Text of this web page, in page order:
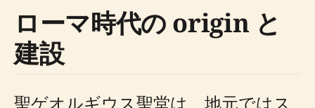
ローマ時代の origin と
建設
聖ゲオルギウス聖堂は、地元ではス